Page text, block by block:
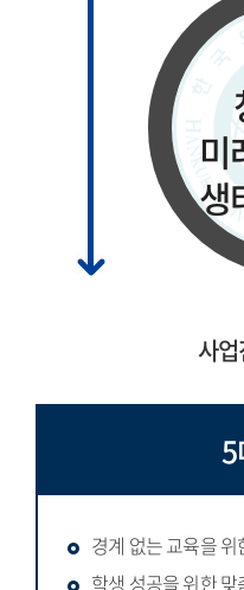
미
생
사
5
경계 없는 교육을
학생 성공을 위한